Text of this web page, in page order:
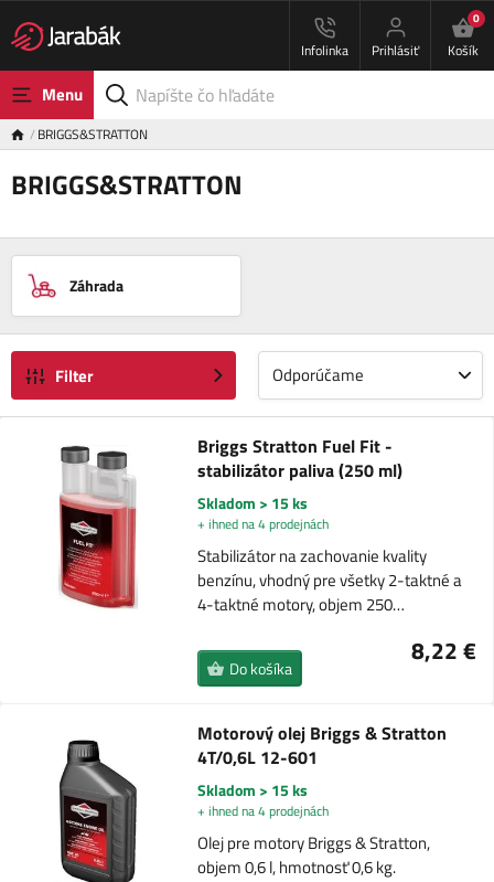
Infolinka Prihlásiť
0
Košík
Menu
BRIGGS&STRATTON
BRIGGS&STRATTON
Záhrada
Filter Odporúčame
Briggs Stratton Fuel Fit -
stabilizátor paliva (250 ml)
Skladom > 15 ks
+ ihned na 4 prodejnách
Stabilizátor na zachovanie kvality
benzínu, vhodný pre všetky 2-taktné a
4-taktné motory, objem 250…
8,22 €
Do košíka
Motorový olej Briggs & Stratton
4T/0,6L 12-601
Skladom > 15 ks
+ ihned na 4 prodejnách
Olej pre motory Briggs & Stratton,
objem 0,6 l, hmotnosť 0,6 kg.